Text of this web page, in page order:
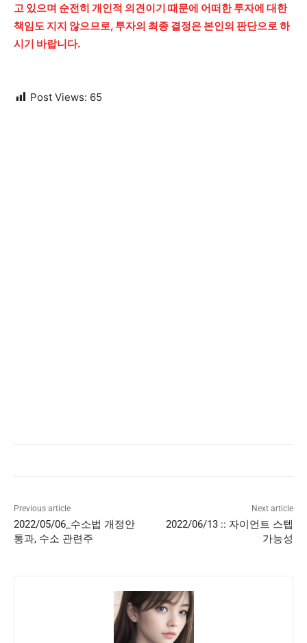
고 있으며 순전히 개인적 의견이기 때문에 어떠한 투자에 대한
책임도 지지 않으므로, 투자의 최종 결정은 본인의 판단으로 하
시기 바랍니다.
Post Views: 65
Previous article
2022/05/06_수소법 개정안
통과, 수소 관련주
Next article
2022/06/13 :: 자이언트 스텝
가능성